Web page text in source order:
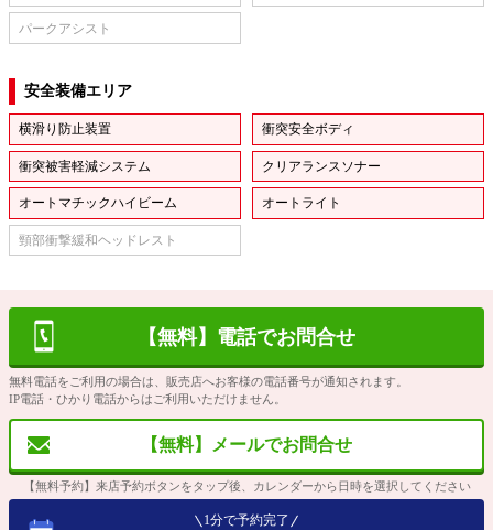
パークアシスト
安全装備エリア
横滑り防止装置 衝突安全ボディ
衝突被害軽減システム クリアランスソナー
オートマチックハイビーム オートライト
頸部衝撃緩和ヘッドレスト
【無料】電話でお問合せ
無料電話をご利用の場合は、販売店へお客様の電話番号が通知されます。
IP電話・ひかり電話からはご利用いただけません。
【無料】メールでお問合せ
【無料予約】来店予約ボタンをタップ後、カレンダーから日時を選択してください
1分で予約完了